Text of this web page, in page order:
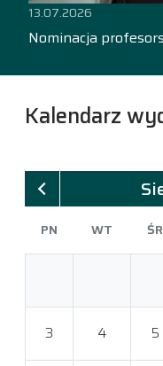
13.07.2026
Nominacja
Kalendarz
PN WT ŚR
3 4 5